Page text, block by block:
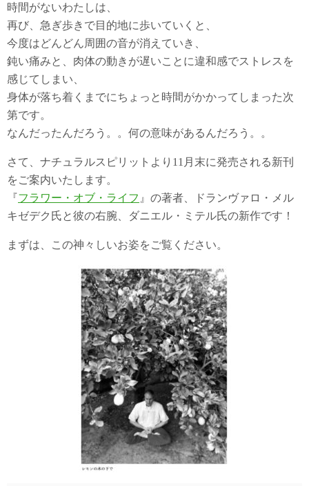
時間がないわたしは、
再び、急ぎ歩きで目的地に歩いていくと、
今度はどんどん周囲の音が消えていき、
鈍い痛みと、肉体の動きが遅いことに違和感でストレスを
感じてしまい、
身体が落ち着くまでにちょっと時間がかかってしまった次
第です。
なんだったんだろう。。何の意味があるんだろう。。
さて、ナチュラルスピリットより11月末に発売される新刊
をご案内いたします。
『フラワー・オブ・ライフ 』の著者、ドランヴァロ・メル
キゼデク氏と彼の右腕、ダニエル・ミテル氏の新作です！
まずは、この神々しいお姿をご覧ください。